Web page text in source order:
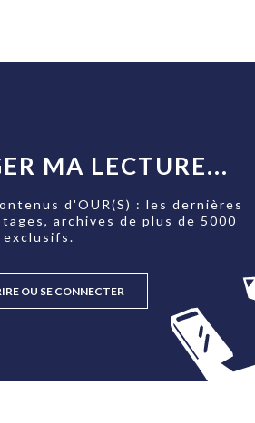
MA LECTURE...
d'OUR(S) : les dernières
archives de plus de 5000
OU SE CONNECTER